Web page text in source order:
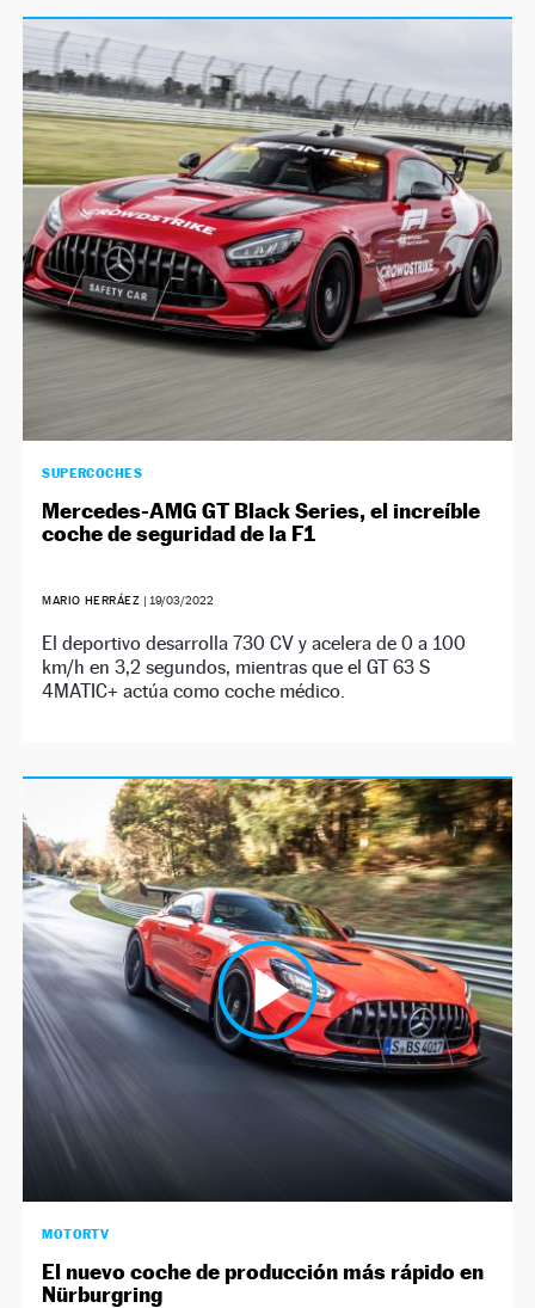
SUPERCOCHES
Mercedes-AMG GT Black Series, el increíble
coche de seguridad de la F1
MARIO HERRÁEZ | 19/03/2022
El deportivo desarrolla 730 CV y acelera de 0 a 100
km/h en 3,2 segundos, mientras que el GT 63 S
4MATIC+ actúa como coche médico.
MOTORTV
El nuevo coche de producción más rápido en
Nürburgring